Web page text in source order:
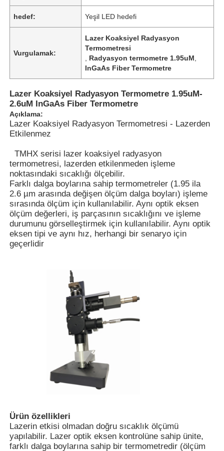
Ana sayfa
Ürünler
VİDEOLAR
hedef: Yeşil LED hedefi
Vurgulamak:
Lazer Koaksiyel Radyasyon
Termometresi
Radyasyon termometre 1.95uM
InGaAs Fiber Termometre
Lazer Koaksiyel Radyasyon Termometre 1.95uM-
2.6uM InGaAs Fiber Termometre
Açıklama:
Lazer Koaksiyel Radyasyon Termometresi - Lazerden
Etkilenmez
TMHX serisi lazer koaksiyel radyasyon
termometresi, lazerden etkilenmeden işleme
noktasındaki sıcaklığı ölçebilir.
Farklı dalga boylarına sahip termometreler (1.95 ila
2.6 µm arasında değişen ölçüm dalga boyları) işleme
sırasında ölçüm için kullanılabilir. Aynı optik eksen
ölçüm değerleri, iş parçasının sıcaklığını ve işleme
durumunu görselleştirmek için kullanılabilir. Aynı optik
eksen tipi ve aynı hız, herhangi bir senaryo için
geçerlidir
Ürün özellikleri
Lazerin etkisi olmadan doğru sıcaklık ölçümü
yapılabilir. Lazer optik eksen kontrolüne sahip ünite,
farklı dalga boylarına sahip bir termometredir (ölçüm